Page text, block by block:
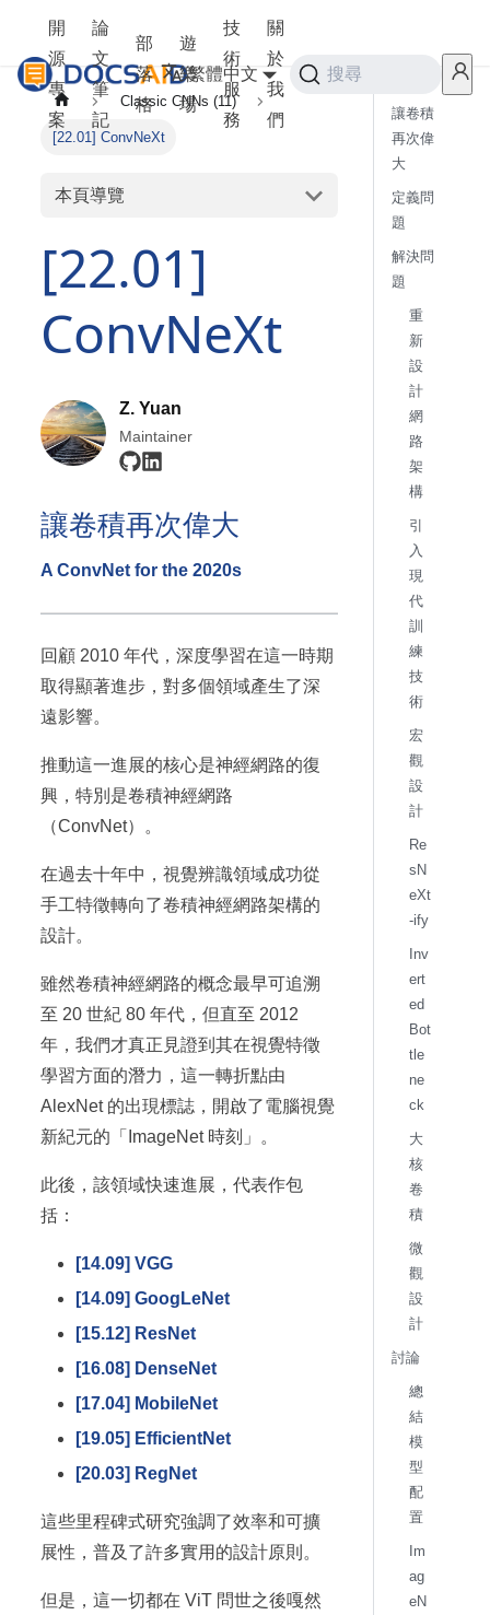
開
源
專
案
論
文
筆
記
部
落
格
遊
樂
場
技
術
服
務
關
於
我
們
繁體中文 搜尋
Classic CNNs (11)
[22.01] ConvNeXt
本頁導覽
[22.01]
ConvNeXt
Z. Yuan
Maintainer
讓卷積再次偉大
A ConvNet for the 2020s
回顧 2010 年代，深度學習在這一時期
取得顯著進步，對多個領域產生了深
遠影響。
推動這一進展的核心是神經網路的復
興，特別是卷積神經網路
（ConvNet）。
在過去十年中，視覺辨識領域成功從
手工特徵轉向了卷積神經網路架構的
設計。
雖然卷積神經網路的概念最早可追溯
至 20 世紀 80 年代，但直至 2012
年，我們才真正見證到其在視覺特徵
學習方面的潛力，這一轉折點由
AlexNet 的出現標誌，開啟了電腦視覺
新紀元的「ImageNet 時刻」。
此後，該領域快速進展，代表作包
括：
[14.09] VGG
[14.09] GoogLeNet
[15.12] ResNet
[16.08] DenseNet
[17.04] MobileNet
[19.05] EfficientNet
[20.03] RegNet
這些里程碑式研究強調了效率和可擴
展性，普及了許多實用的設計原則。
但是，這一切都在 ViT 問世之後嘎然
讓卷積
再次偉
大
定義問
題
解決問
題
重
新
設
計
網
路
架
構
引
入
現
代
訓
練
技
術
宏
觀
設
計
Re
sN
eXt
-ify
Inv
ert
ed
Bot
tle
ne
ck
大
核
卷
積
微
觀
設
計
討論
總
結
模
型
配
置
Im
ag
eN